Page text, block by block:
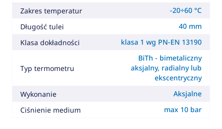
Zakres temperatur
-20÷60 °C
Długość tulei
40 mm
Klasa dokładności
klasa 1 wg PN-EN 13190
Typ termometru
BiTh - bimetaliczny
aksjalny, radialny lub
ekscentryczny
Wykonanie
Aksjalne
Ciśnienie medium
max 10 bar